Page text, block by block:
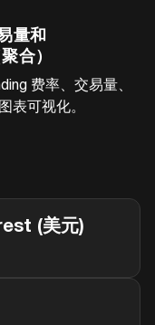
量和
合）
费率、交易量、
表可视化。
(美元)